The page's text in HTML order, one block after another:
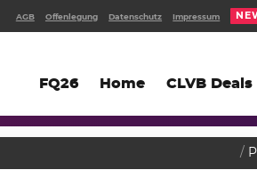
FQ26 Home CLVB Deals
AGB Offenlegung Datenschutz Impressum